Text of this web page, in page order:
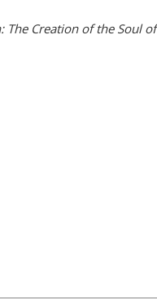
The Creation of the Soul of